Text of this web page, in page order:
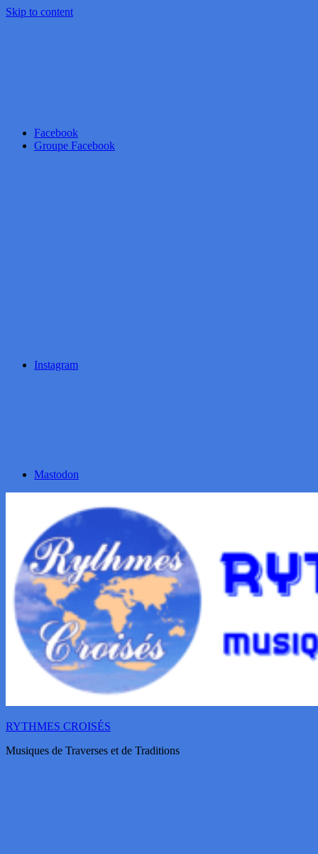
Skip to content
Facebook
Groupe Facebook
Instagram
Mastodon
RYTHMES CROISÉS
Musiques de Traverses et de Traditions